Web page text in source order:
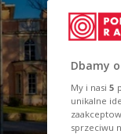
Dbamy
My i nasi 5
unikalne
sprzeciwu